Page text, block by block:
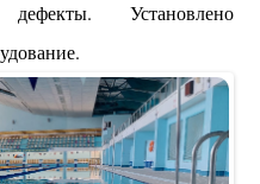
Установлено